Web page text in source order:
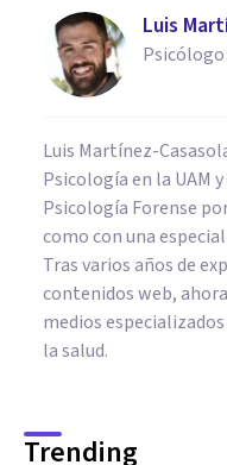
Luis
Psicólogo
Luis Martínez-
Psicología en la UAM
Psicología Forense
como con una
Tras varios años de
contenidos web,
medios
la salud.
Trending